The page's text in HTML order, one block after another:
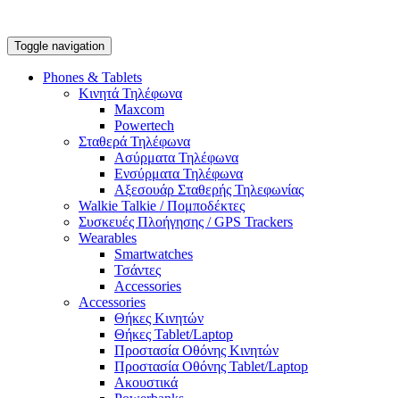
Toggle navigation
Phones & Tablets
Κινητά Τηλέφωνα
Maxcom
Powertech
Σταθερά Τηλέφωνα
Ασύρματα Τηλέφωνα
Ενσύρματα Τηλέφωνα
Αξεσουάρ Σταθερής Τηλεφωνίας
Walkie Talkie / Πομποδέκτες
Συσκευές Πλοήγησης / GPS Trackers
Wearables
Smartwatches
Τσάντες
Accessories
Accessories
Θήκες Κινητών
Θήκες Tablet/Laptop
Προστασία Οθόνης Κινητών
Προστασία Οθόνης Tablet/Laptop
Ακουστικά